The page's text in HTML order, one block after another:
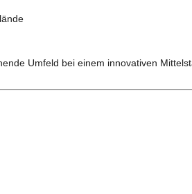
Umfeld bei einem innovativen